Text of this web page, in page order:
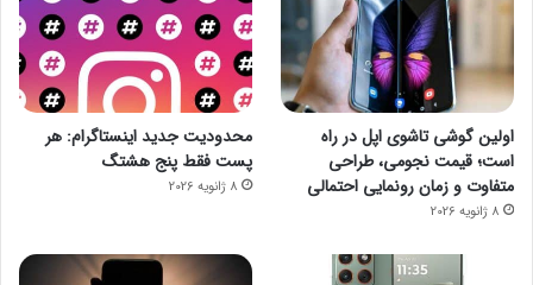
اولین گوشی تاشوی اپل در راه
است؛ قیمت نجومی، طراحی
متفاوت و زمان رونمایی احتمالی
8 ژانویه 2026
محدودیت جدید اینستاگرام: هر
پست فقط پنج هشتگ
8 ژانویه 2026